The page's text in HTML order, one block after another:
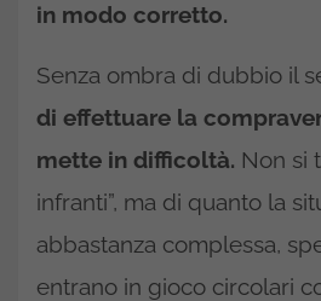
in modo corretto.
Senza ombra di dubbio il
di effettuare la
mette in difficoltà. Non si
infranti”, ma di quanto la
abbastanza complessa,
entrano in gioco circolari